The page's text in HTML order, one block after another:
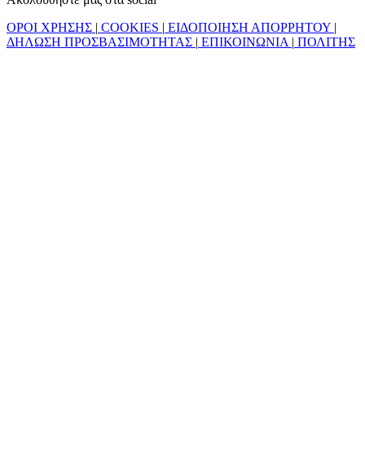
ΟΡΟΙ ΧΡΗΣΗΣ | COOKIES | ΕΙΔΟΠΟΙΗΣΗ ΑΠΟΡΡΗΤΟΥ |
ΔΗΛΩΣΗ ΠΡΟΣΒΑΣΙΜΟΤΗΤΑΣ | ΕΠΙΚΟΙΝΩΝΙΑ | ΠΟΛΙΤΗΣ